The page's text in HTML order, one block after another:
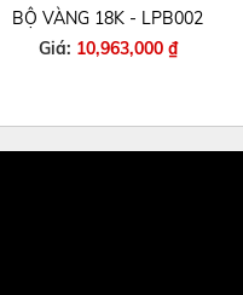
BỘ VÀNG 18K - LPB002
Giá: 10,963,000 ₫